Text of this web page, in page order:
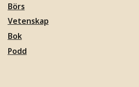
Börs
Vetenskap
Bok
Podd